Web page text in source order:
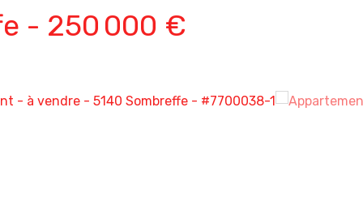
- 250 000 €